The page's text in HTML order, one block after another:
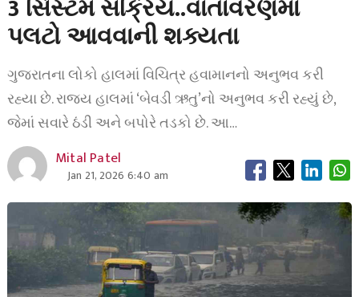
3 સિસ્ટમ સક્રિય..વાતાવરણમાં
પલટો આવવાની શક્યતા
ગુજરાતના લોકો હાલમાં વિચિત્ર હવામાનનો અનુભવ કરી
રહ્યા છે. રાજ્ય હાલમાં ‘બેવડી ઋતુ’નો અનુભવ કરી રહ્યું છે,
જેમાં સવારે ઠંડી અને બપોરે તડકો છે. આ…
Mital Patel
Jan 21, 2026 6:40 am